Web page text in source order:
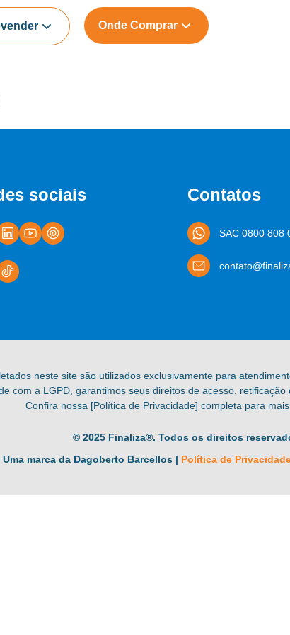
Onde Comprar
sociais Contatos
SAC 0800 808
neste site são utilizados exclusivamente para
com a LGPD, garantimos seus direitos de acesso, retificação
Confira nossa [Política de Privacidade] completa para
© 2025 Finaliza®. Todos os direitos
Uma marca da Dagoberto Barcellos | Política de